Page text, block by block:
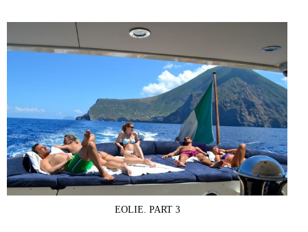
EOLIE. PART 3